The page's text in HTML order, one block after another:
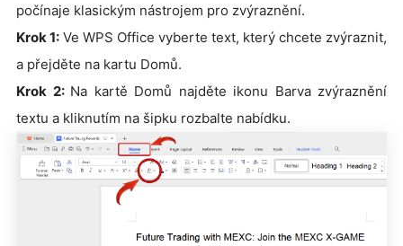
počínaje klasickým nástrojem pro zvýraznění.
Krok 1: Ve WPS Office vyberte text, který chcete zvýraznit,
a přejděte na kartu Domů.
Krok 2: Na kartě Domů najděte ikonu Barva zvýraznění
textu a kliknutím na šipku rozbalte nabídku.